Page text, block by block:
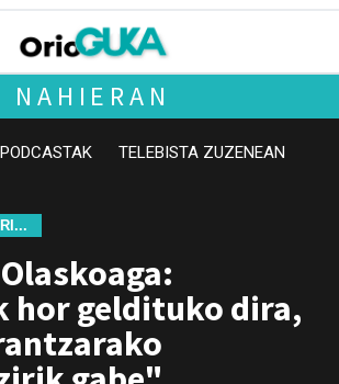
NAHIERAN
PODCASTAK TELEBISTA ZUZENEAN
hor geldituko dira,